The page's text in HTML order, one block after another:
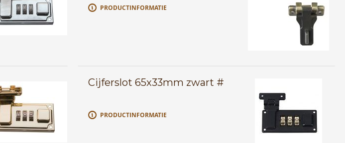
PRODUCTINFORMATIE
Cijferslot 65x33mm zwart #
PRODUCTINFORMATIE